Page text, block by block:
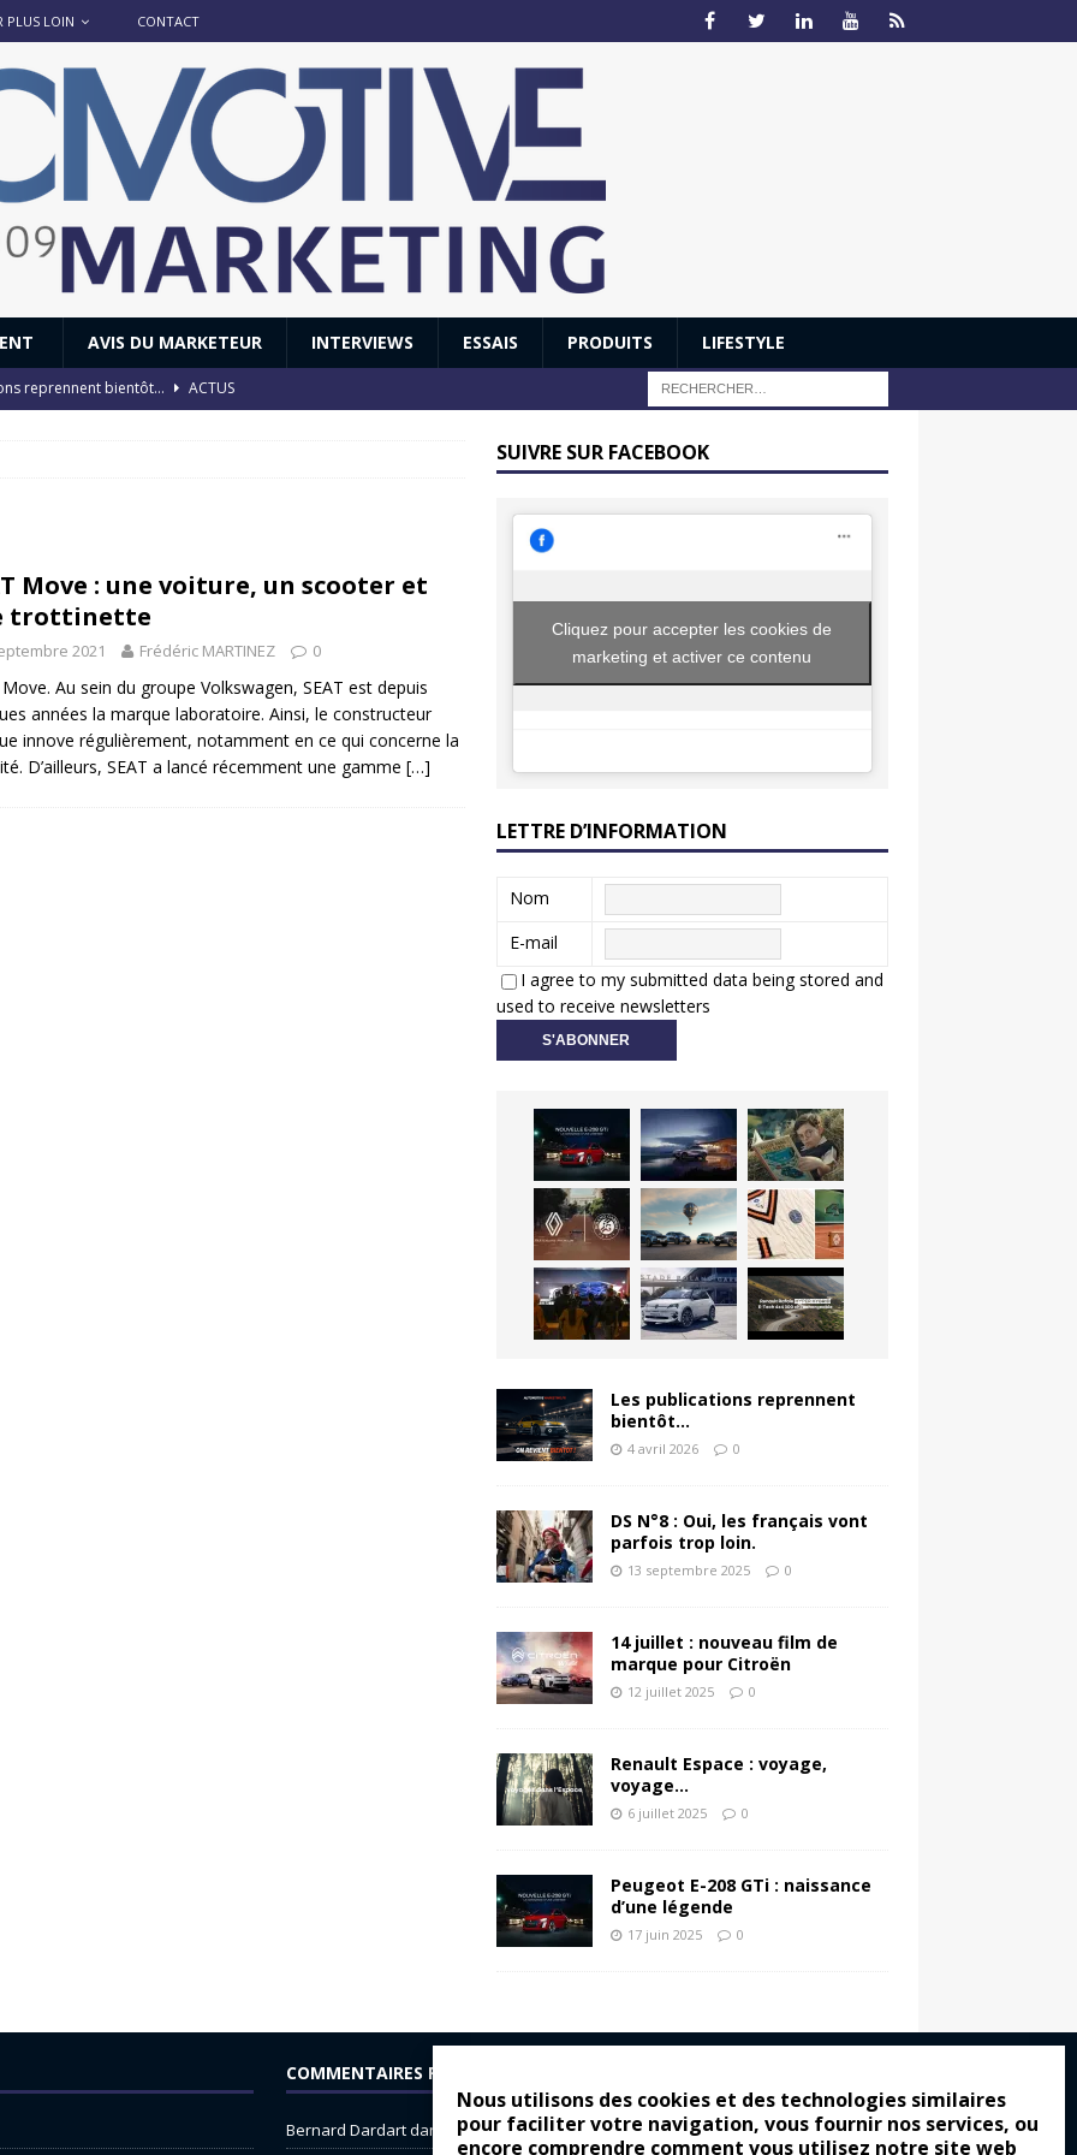
Nous utilisons des cookies et des technologies similaires
pour faciliter votre navigation, vous fournir nos services, ou
encore comprendre comment vous utilisez notre site web
PLUS LOIN CONTACT
AVIS DU MARKETEUR INTERVIEWS ESSAIS PRODUITS LIFESTYLE
reprennent bientôt…
ACTUS
: Honda dévoile un spot publicitaire… confiné! ACTUS
Move : une voiture, un scooter et
trottinette
2021 Frédéric MARTINEZ 0
Move. Au sein du groupe Volkswagen, SEAT est depuis
années la marque laboratoire. Ainsi, le constructeur
innove régulièrement, notamment en ce qui concerne la
D’ailleurs, SEAT a lancé récemment une gamme […]
SUIVRE SUR FACEBOOK
Cliquez pour accepter les cookies de
marketing et activer ce contenu
LETTRE D’INFORMATION
Nom
E-mail
I agree to my submitted data being stored and
used to receive newsletters
Les publications reprennent
bientôt…
4 avril 2026 0
DS N°8 : Oui, les français vont
parfois trop loin.
13 septembre 2025 0
14 juillet : nouveau film de
marque pour Citroën
12 juillet 2025 0
Renault Espace : voyage,
voyage…
6 juillet 2025 0
Peugeot E-208 GTi : naissance
d’une légende
17 juin 2025 0
COMMENTAIRES RÉCENTS
Bernard Dardartdans Dacia Sandero : pour les gens vrais